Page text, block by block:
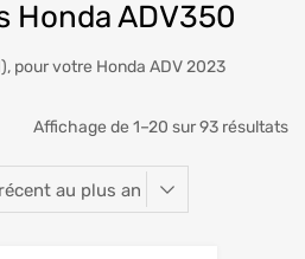
Honda ADV350
pour votre Honda ADV 2023
Affichage de 1–20 sur 93 résultats